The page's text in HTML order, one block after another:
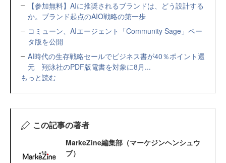
【参加無料】AIに推奨されるブランドは、どう設計する
か。ブランド起点のAIO戦略の第一歩
コミューン、AIエージェント「Community Sage」ベー
タ版を公開
AI時代の生存戦略セールでビジネス書が40％ポイント還
元 翔泳社のPDF版電書を対象に8月...
もっと読む
この記事の著者
MarkeZine編集部（マーケジンヘンシュウ
ブ）